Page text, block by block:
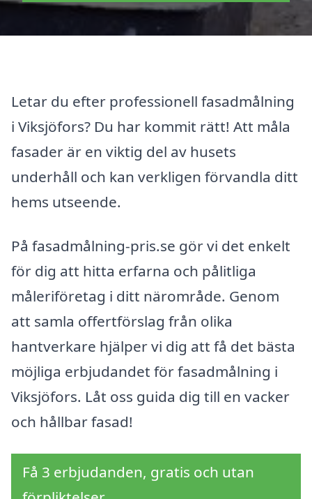
Letar du efter professionell fasadmålning
i Viksjöfors? Du har kommit rätt! Att måla
fasader är en viktig del av husets
underhåll och kan verkligen förvandla ditt
hems utseende.
På fasadmålning-pris.se gör vi det enkelt
för dig att hitta erfarna och pålitliga
måleriföretag i ditt närområde. Genom
att samla offertförslag från olika
hantverkare hjälper vi dig att få det bästa
möjliga erbjudandet för fasadmålning i
Viksjöfors. Låt oss guida dig till en vacker
och hållbar fasad!
Få 3 erbjudanden, gratis och utan